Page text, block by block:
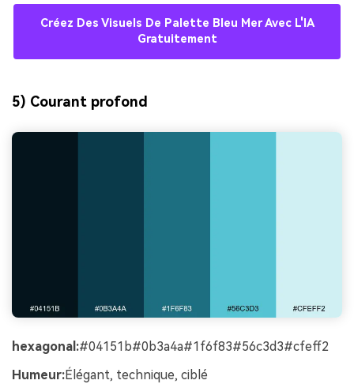
Créez Des Visuels De Palette Bleu Mer Avec L'IA
Gratuitement
5) Courant profond
hexagonal:#04151b#0b3a4a#1f6f83#56c3d3#cfeff2
Humeur:Élégant, technique, ciblé